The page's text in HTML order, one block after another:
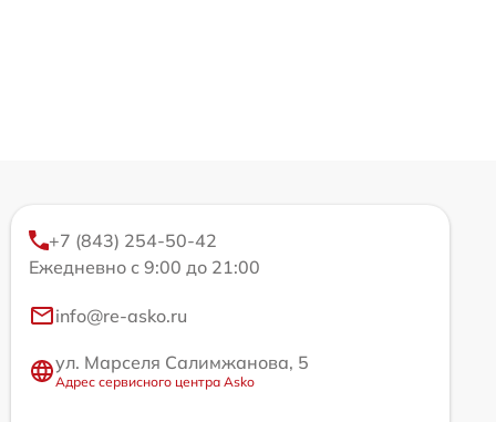
+7 (843) 254-50-42
Ежедневно с 9:00 до 21:00
info@re-asko.ru
ул. Марселя Салимжанова, 5
Адрес сервисного центра Asko